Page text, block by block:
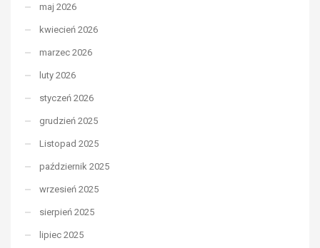
maj 2026
kwiecień 2026
marzec 2026
luty 2026
styczeń 2026
grudzień 2025
Listopad 2025
październik 2025
wrzesień 2025
sierpień 2025
lipiec 2025